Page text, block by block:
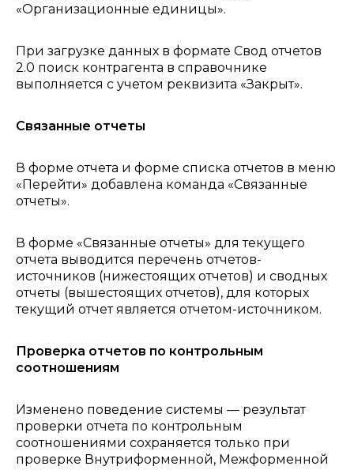
«Организационные единицы».
При загрузке данных в формате Свод отчетов
2.0 поиск контрагента в справочнике
выполняется с учетом реквизита «Закрыт».
Связанные отчеты
В форме отчета и форме списка отчетов в меню
«Перейти» добавлена команда «Связанные
отчеты».
В форме «Связанные отчеты» для текущего
отчета выводится перечень отчетов-
источников (нижестоящих отчетов) и сводных
отчеты (вышестоящих отчетов), для которых
текущий отчет является отчетом-источником.
Проверка отчетов по контрольным
соотношениям
Изменено поведение системы — результат
проверки отчета по контрольным
соотношениями сохраняется только при
проверке Внутриформенной, Межформенной